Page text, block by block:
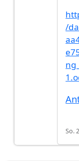
/
So.